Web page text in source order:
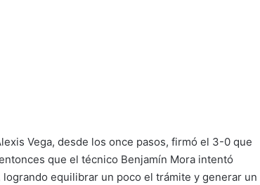
Vega, desde los once pasos, firmó el 3-0 que
que el técnico Benjamín Mora intentó
equilibrar un poco el trámite y generar un